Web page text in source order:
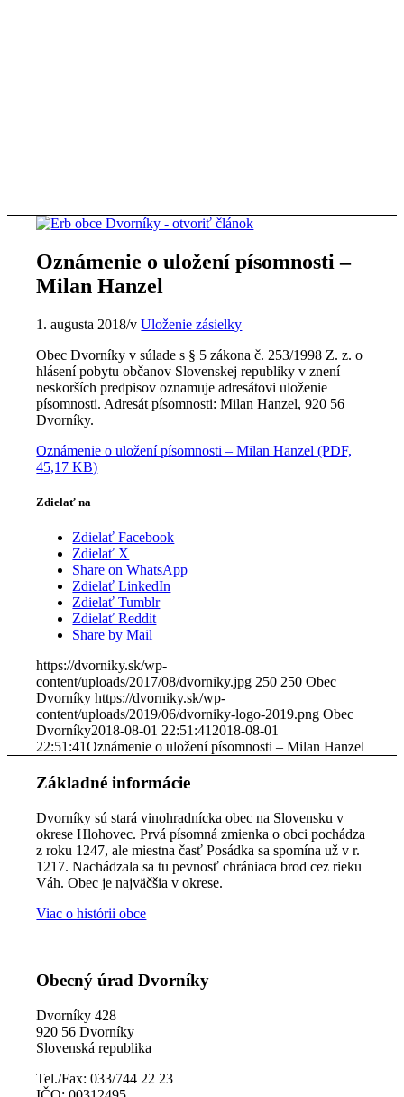
Oznámenie o uložení písomnosti –
Milan Hanzel
1. augusta 2018/vUloženie zásielky
Obec Dvorníky v súlade s § 5 zákona č. 253/1998 Z. z. o
hlásení pobytu občanov Slovenskej republiky v znení
neskorších predpisov oznamuje adresátovi uloženie
písomnosti. Adresát písomnosti: Milan Hanzel, 920 56
Dvorníky.
Oznámenie o uložení písomnosti – Milan Hanzel (PDF,
45,17 KB)
Zdielať na
Zdielať Facebook
Zdielať X
Share on WhatsApp
Zdielať LinkedIn
Zdielať Tumblr
Zdielať Reddit
Share by Mail
https://dvorniky.sk/wp-
content/uploads/2017/08/dvorniky.jpg 250 250 Obec
Dvorníky https://dvorniky.sk/wp-
content/uploads/2019/06/dvorniky-logo-2019.png Obec
Dvorníky2018-08-01 22:51:41 2018-08-01
22:51:41Oznámenie o uložení písomnosti – Milan Hanzel
Základné informácie
Dvorníky sú stará vinohradnícka obec na Slovensku v
okrese Hlohovec. Prvá písomná zmienka o obci pochádza
z roku 1247, ale miestna časť Posádka sa spomína už v r.
1217. Nachádzala sa tu pevnosť chrániaca brod cez rieku
Váh. Obec je najväčšia v okrese.
Viac o histórii obce
Obecný úrad Dvorníky
Dvorníky 428
920 56 Dvorníky
Slovenská republika
Tel./Fax: 033/744 22 23